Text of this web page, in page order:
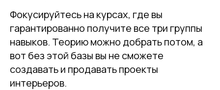
Фокусируйтесь на курсах, где вы
гарантированно получите все три группы
навыков. Теорию можно добрать потом, а
вот без этой базы вы не сможете
создавать и продавать проекты
интерьеров.